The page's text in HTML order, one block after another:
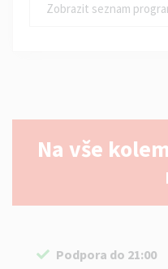
Zobrazit seznam
Na vše
Podpora do 21:00